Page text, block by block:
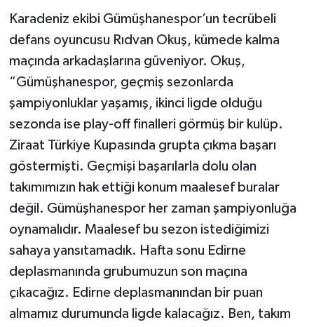
Karadeniz ekibi Gümüşhanespor’un tecrübeli
defans oyuncusu Rıdvan Okuş, kümede kalma
maçında arkadaşlarına güveniyor. Okuş,
“Gümüşhanespor, geçmiş sezonlarda
şampiyonluklar yaşamış, ikinci ligde olduğu
sezonda ise play-off finalleri görmüş bir kulüp.
Ziraat Türkiye Kupasında grupta çıkma başarı
göstermişti. Geçmişi başarılarla dolu olan
takımımızın hak ettiği konum maalesef buralar
değil. Gümüşhanespor her zaman şampiyonluğa
oynamalıdır. Maalesef bu sezon istediğimizi
sahaya yansıtamadık. Hafta sonu Edirne
deplasmanında grubumuzun son maçına
çıkacağız. Edirne deplasmanından bir puan
almamız durumunda ligde kalacağız. Ben, takım